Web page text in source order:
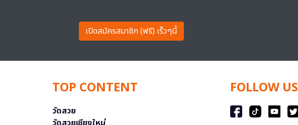
เปิดสมัครสมาชิก (ฟรี) เร็วๆนี้
TOP CONTENT
วัดสวย
FOLLOW US